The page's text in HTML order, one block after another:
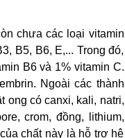
chưa các loại vitamin
B5, B6, E,... Trong đó,
B6 và 1% vitamin C.
Ngoài các thành
ong có canxi, kali, natri,
crom, đồng, lithium,
chất này là hỗ trợ hệ